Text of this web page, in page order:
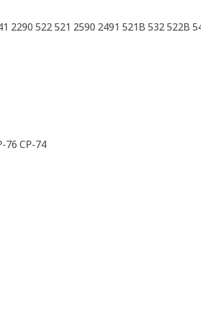
2290 522 521 2590 2491 521B 532 522B
76 CP-74